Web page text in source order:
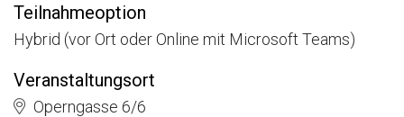
Teilnahmeoption
Hybrid (vor Ort oder Online mit Microsoft Teams)
Veranstaltungsort
Operngasse 6/6